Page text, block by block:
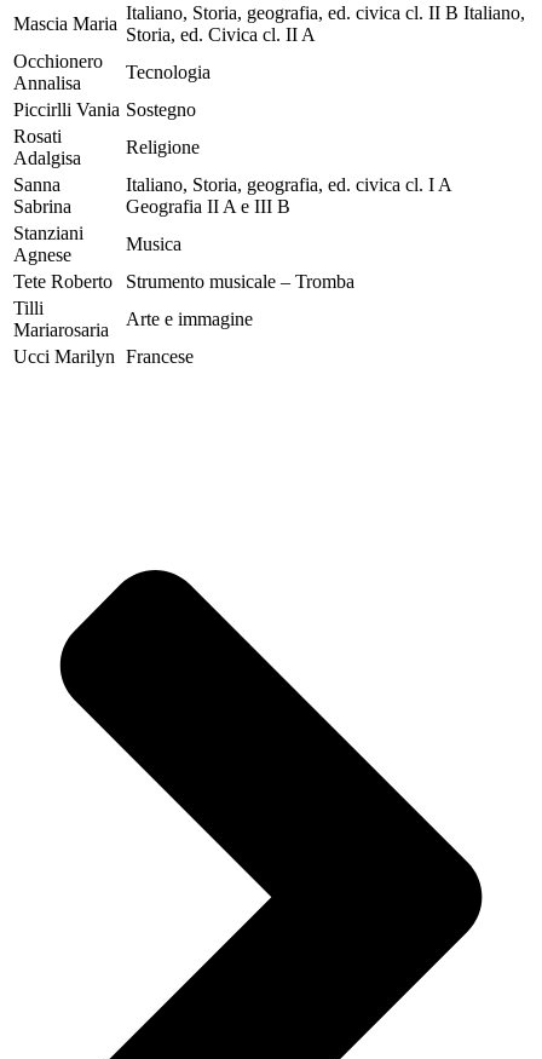
Mascia Maria
Italiano, Storia, geografia, ed. civica cl. II B Italiano,
Storia, ed. Civica cl. II A
Occhionero
Annalisa
Tecnologia
Piccirlli Vania Sostegno
Rosati
Adalgisa
Religione
Sanna
Sabrina
Italiano, Storia, geografia, ed. civica cl. I A
Geografia II A e III B
Stanziani
Agnese
Musica
Tete Roberto
Strumento musicale – Tromba
Tilli
Mariarosaria
Arte e immagine
Ucci Marilyn Francese